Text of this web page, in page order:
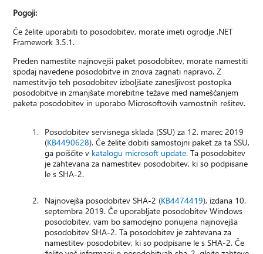
Pogoji:
Če želite uporabiti to posodobitev, morate imeti ogrodje .NET
Framework 3.5.1.
Preden namestite najnovejši paket posodobitev, morate namestiti
spodaj navedene posodobitve in znova zagnati napravo. Z
namestitvijo teh posodobitev izboljšate zanesljivost postopka
posodobitve in zmanjšate morebitne težave med nameščanjem
paketa posodobitev in uporabo Microsoftovih varnostnih rešitev.
Posodobitev servisnega sklada (SSU) za 12. marec 2019
(KB4490628). Če želite dobiti samostojni paket za ta SSU,
ga poiščite v katalogu microsoft update. Ta posodobitev
je zahtevana za namestitev posodobitev, ki so podpisane
le s SHA-2.
Najnovejša posodobitev SHA-2 (KB4474419), izdana 10.
septembra 2019. Če uporabljate posodobitev Windows
posodobitev, vam bo samodejno ponujena najnovejša
posodobitev SHA-2. Ta posodobitev je zahtevana za
namestitev posodobitev, ki so podpisane le s SHA-2. Če